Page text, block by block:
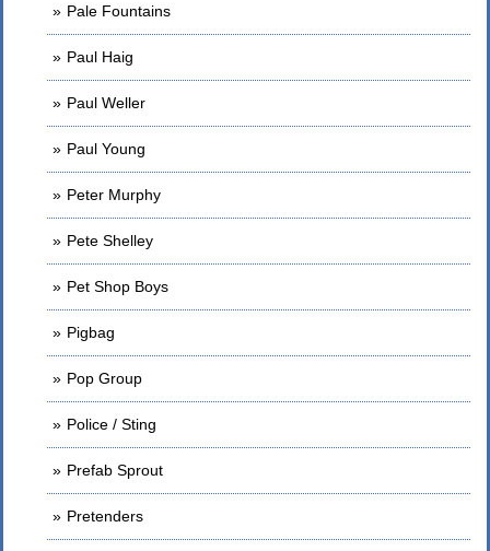
Pale Fountains
Paul Haig
Paul Weller
Paul Young
Peter Murphy
Pete Shelley
Pet Shop Boys
Pigbag
Pop Group
Police / Sting
Prefab Sprout
Pretenders